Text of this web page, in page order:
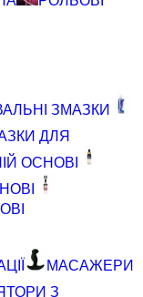
ЗМАЗКИ
ДЛЯ
ОСНОВІ
МАСАЖЕРИ
З